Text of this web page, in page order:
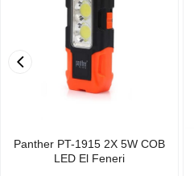
Panther PT-1915 2X 5W COB
LED El Feneri